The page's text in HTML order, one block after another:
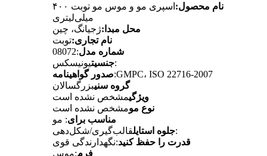
نام محصول:
اسپری مو و موس مو توبت ۴۰۰
میلی‌لیتری
محل مبدا:ژجیانگ، چین
نام تجاری:توبت
شماره مدل:08072
جنسیتیونیسکس:
صدور گواهینامه:GMPC، ISO 22716-2007
گروه سنیبزرگسالان
ویژگیمشخص نشده است
نوع مومشخص نشده است
مناسب برای: مو
جلوه استایلقالب‌گیری/شکل‌دهی:
قدرت را حفظ کنید:نگهدارندگی قوی
فرم:موس